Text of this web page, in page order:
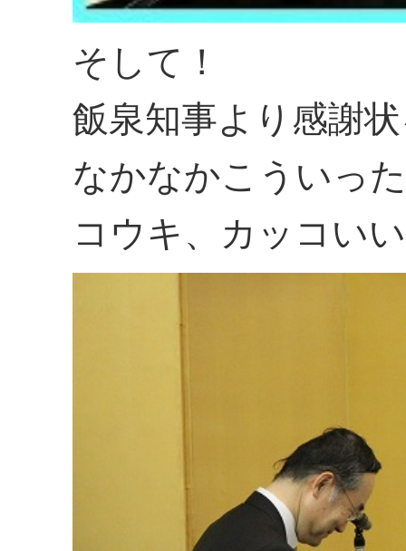
そして！
飯泉知事より感謝
なかなかこういっ
コウキ、カッコい